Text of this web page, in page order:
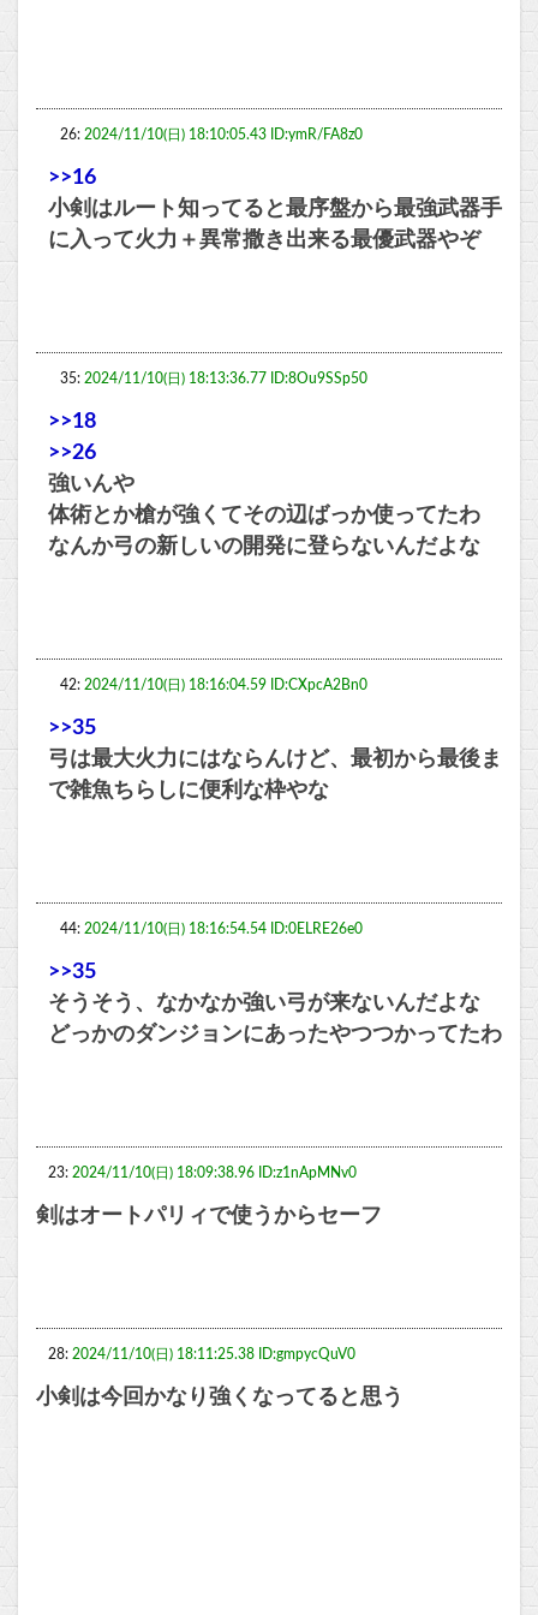
26: 2024/11/10(日) 18:10:05.43 ID:ymR/FA8z0
>>16
小剣はルート知ってると最序盤から最強武器手
に入って火力＋異常撒き出来る最優武器やぞ
35: 2024/11/10(日) 18:13:36.77 ID:8Ou9SSp50
>>18
>>26
強いんや
体術とか槍が強くてその辺ばっか使ってたわ
なんか弓の新しいの開発に登らないんだよな
42: 2024/11/10(日) 18:16:04.59 ID:CXpcA2Bn0
>>35
弓は最大火力にはならんけど、最初から最後ま
で雑魚ちらしに便利な枠やな
44: 2024/11/10(日) 18:16:54.54 ID:0ELRE26e0
>>35
そうそう、なかなか強い弓が来ないんだよな
どっかのダンジョンにあったやつつかってたわ
23: 2024/11/10(日) 18:09:38.96 ID:z1nApMNv0
剣はオートパリィで使うからセーフ
28: 2024/11/10(日) 18:11:25.38 ID:gmpycQuV0
小剣は今回かなり強くなってると思う